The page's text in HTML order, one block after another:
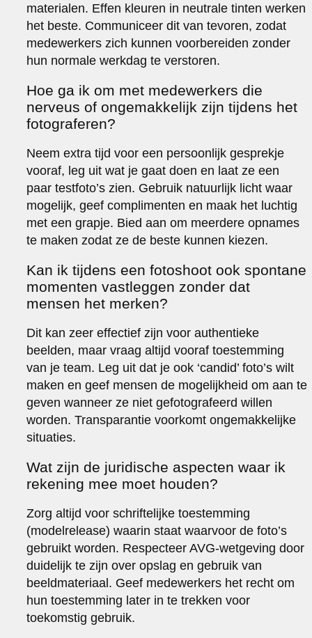
materialen. Effen kleuren in neutrale tinten werken
het beste. Communiceer dit van tevoren, zodat
medewerkers zich kunnen voorbereiden zonder
hun normale werkdag te verstoren.
Hoe ga ik om met medewerkers die
nerveus of ongemakkelijk zijn tijdens het
fotograferen?
Neem extra tijd voor een persoonlijk gesprekje
vooraf, leg uit wat je gaat doen en laat ze een
paar testfoto’s zien. Gebruik natuurlijk licht waar
mogelijk, geef complimenten en maak het luchtig
met een grapje. Bied aan om meerdere opnames
te maken zodat ze de beste kunnen kiezen.
Kan ik tijdens een fotoshoot ook spontane
momenten vastleggen zonder dat
mensen het merken?
Dit kan zeer effectief zijn voor authentieke
beelden, maar vraag altijd vooraf toestemming
van je team. Leg uit dat je ook ‘candid’ foto’s wilt
maken en geef mensen de mogelijkheid om aan te
geven wanneer ze niet gefotografeerd willen
worden. Transparantie voorkomt ongemakkelijke
situaties.
Wat zijn de juridische aspecten waar ik
rekening mee moet houden?
Zorg altijd voor schriftelijke toestemming
(modelrelease) waarin staat waarvoor de foto’s
gebruikt worden. Respecteer AVG-wetgeving door
duidelijk te zijn over opslag en gebruik van
beeldmateriaal. Geef medewerkers het recht om
hun toestemming later in te trekken voor
toekomstig gebruik.